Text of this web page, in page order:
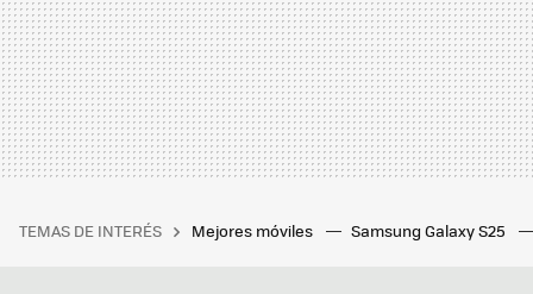
TEMAS DE INTERÉS Mejores móviles Samsung Galaxy S25